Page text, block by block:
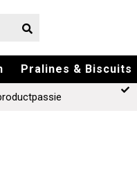
Pralines & Biscuits